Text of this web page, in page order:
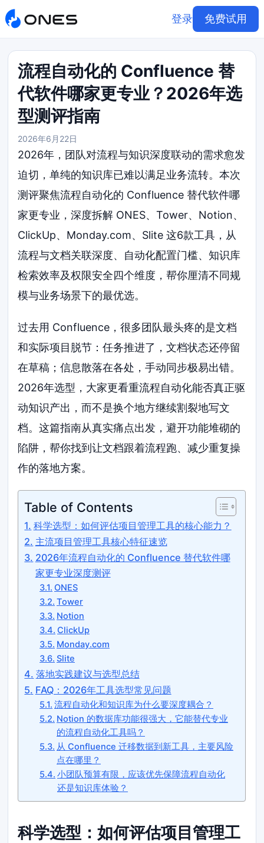
登录 免费试用
流程自动化的 Confluence 替
代软件哪家更专业？2026年选
型测评指南
2026年6月22日
2026年，团队对流程与知识深度联动的需求愈发
迫切，单纯的知识库已难以满足业务流转。本次
测评聚焦流程自动化的 Confluence 替代软件哪
家更专业，深度拆解 ONES、Tower、Notion、
ClickUp、Monday.com、Slite 这6款工具，从
流程与文档关联深度、自动化配置门槛、知识库
检索效率及权限安全四个维度，帮你厘清不同规
模与业务场景下的最优选。
过去用 Confluence，很多团队最头疼的是文档
和实际项目脱节：任务推进了，文档状态还停留
在草稿；信息散落在各处，手动同步极易出错。
2026年选型，大家更看重流程自动化能否真正驱
动知识产出，而不是换个地方继续割裂地写文
档。这篇指南从真实痛点出发，避开功能堆砌的
陷阱，帮你找到让文档跟着流程跑、减少重复操
作的落地方案。
Table of Contents
科学选型：如何评估项目管理工具的核心能力？
主流项目管理工具核心特征速览
2026年流程自动化的 Confluence 替代软件哪
家更专业深度测评
ONES
Tower
Notion
ClickUp
Monday.com
Slite
落地实践建议与选型总结
FAQ：2026年工具选型常见问题
流程自动化和知识库为什么要深度耦合？
Notion 的数据库功能很强大，它能替代专业
的流程自动化工具吗？
从 Confluence 迁移数据到新工具，主要风险
点在哪里？
小团队预算有限，应该优先保障流程自动化
还是知识库体验？
科学选型：如何评估项目管理工